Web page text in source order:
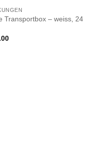
NICHT VORRÄTIG
Transportbox – weiss, 24